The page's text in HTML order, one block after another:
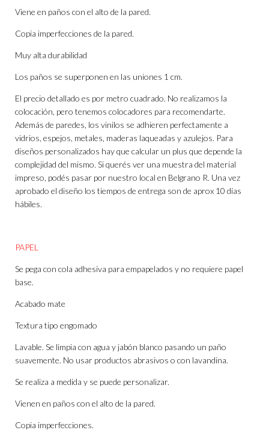
Viene en paños con el alto de la pared.
Copia imperfecciones de la pared.
Muy alta durabilidad
Los paños se superponen en las uniones 1 cm.
El precio detallado es por metro cuadrado. No realizamos la
colocación, pero tenemos colocadores para recomendarte.
Además de paredes, los vinilos se adhieren perfectamente a
vidrios, espejos, metales, maderas laqueadas y azulejos. Para
diseños personalizados hay que calcular un plus que depende la
complejidad del mismo. Si querés ver una muestra del material
impreso, podés pasar por nuestro local en Belgrano R. Una vez
aprobado el diseño los tiempos de entrega son de aprox 10 días
hábiles.
PAPEL
Se pega con cola adhesiva para empapelados y no requiere papel
base.
Acabado mate
Textura tipo engomado
Lavable. Se limpia con agua y jabón blanco pasando un paño
suavemente. No usar productos abrasivos o con lavandina.
Se realiza a medida y se puede personalizar.
Vienen en paños con el alto de la pared.
Copia imperfecciones.